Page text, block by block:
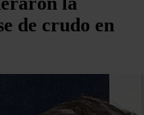
de crudo en